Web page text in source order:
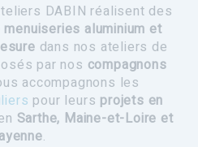
DABIN réalisent des
aluminium et
dans nos ateliers de
par nos compagnons
accompagnons les
pour leurs projets en
Sarthe, Maine-et-Loire et
.